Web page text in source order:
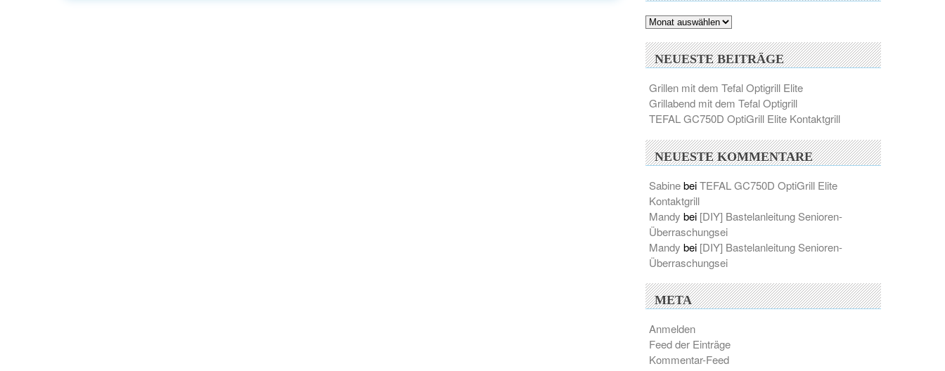
Archiv
NEUESTE BEITRÄGE
Grillen mit dem Tefal Optigrill Elite
Grillabend mit dem Tefal Optigrill
TEFAL GC750D OptiGrill Elite Kontaktgrill
NEUESTE KOMMENTARE
SabinebeiTEFAL GC750D OptiGrill Elite
Kontaktgrill
Mandy bei [DIY] Bastelanleitung Senioren-
Überraschungsei
Mandy bei [DIY] Bastelanleitung Senioren-
Überraschungsei
META
Anmelden
Feed der Einträge
Kommentar-Feed